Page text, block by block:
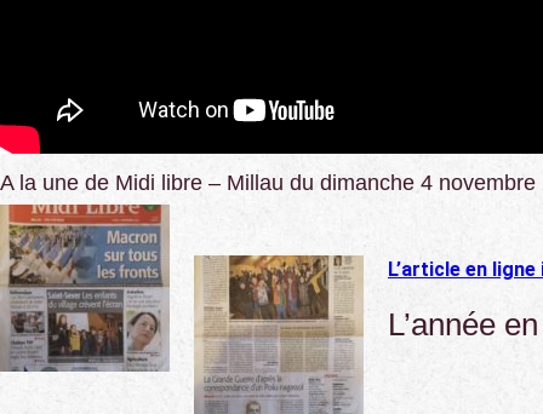
A la une de Midi libre – Millau du dimanche 4 novembre
L’article en ligne
L’année